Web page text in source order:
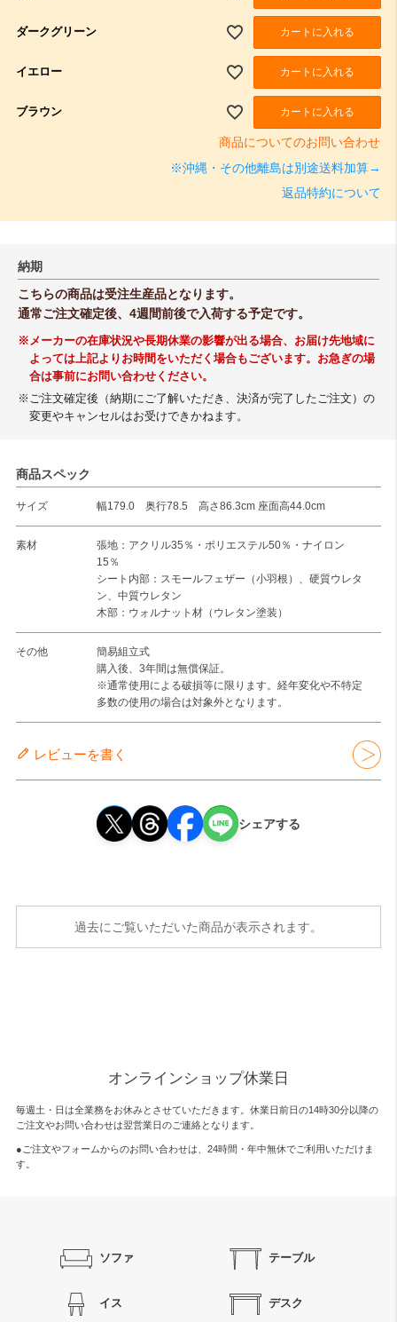
ダークグリーン カートに入れる
イエロー カートに入れる
ブラウン カートに入れる
商品についてのお問い合わせ
※沖縄・その他離島は別途送料加算→
返品特約について
納期
こちらの商品は受注生産品となります。
通常ご注文確定後、4週間前後で入荷する予定です。
※メーカーの在庫状況や長期休業の影響が出る場合、お届け先地域に
よっては上記よりお時間をいただく場合もございます。お急ぎの場
合は事前にお問い合わせください。
※ご注文確定後（納期にご了解いただき、決済が完了したご注文）の
変更やキャンセルはお受けできかねます。
商品スペック
サイズ 幅179.0 奥行78.5 高さ86.3cm 座面高44.0cm
素材
張地：アクリル35％・ポリエステル50％・ナイロン
15％
シート内部：スモールフェザー（小羽根）、硬質ウレタ
ン、中質ウレタン
木部：ウォルナット材（ウレタン塗装）
その他
簡易組立式
購入後、3年間は無償保証。
※通常使用による破損等に限ります。経年変化や不特定
多数の使用の場合は対象外となります。
レビューを書く
シェアする
過去にご覧いただいた商品が表示されます。
オンラインショップ休業日
毎週土・日は全業務をお休みとさせていただきます。休業日前日の14時30分以降の
ご注文やお問い合わせは翌営業日のご連絡となります。
●ご注文やフォームからのお問い合わせは、 24時間・年中無休でご利用いただけま
す。
ソファ テーブル
イス デスク